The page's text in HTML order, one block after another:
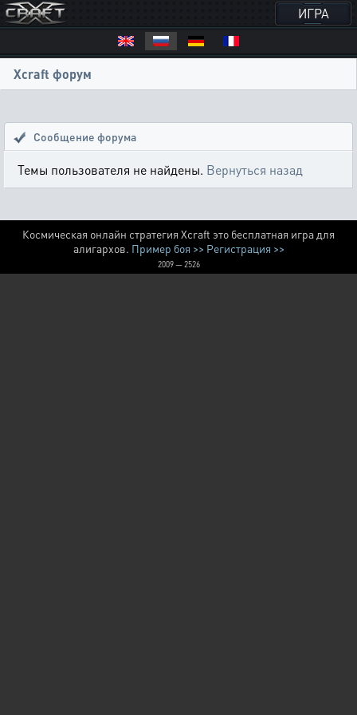
ИГРА
Xcraft форум
Сообщение форума
Темы пользователя не найдены. Вернуться назад
Космическая онлайн стратегия Xcraft это бесплатная игра для
алигархов. Пример боя >> Регистрация >>
2009 — 2526